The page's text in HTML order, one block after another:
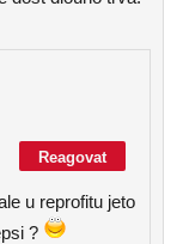
Reagovat
u reprofitu jeto
?